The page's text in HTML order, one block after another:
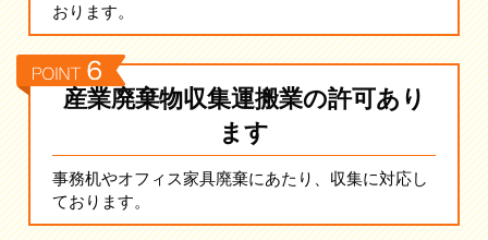
おります。
産業廃棄物収集運搬業の許可あり
ます
事務机やオフィス家具廃棄にあたり、収集に対応し
ております。